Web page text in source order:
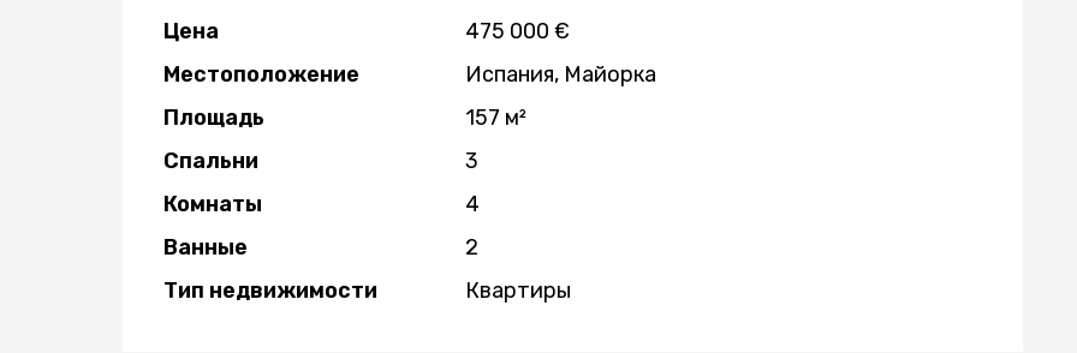
Цена
475 000 €
Местоположение
Испания, Майорка
Площадь
157 м²
Спальни
3
Комнаты
4
Ванные
2
Тип недвижимости
Квартиры